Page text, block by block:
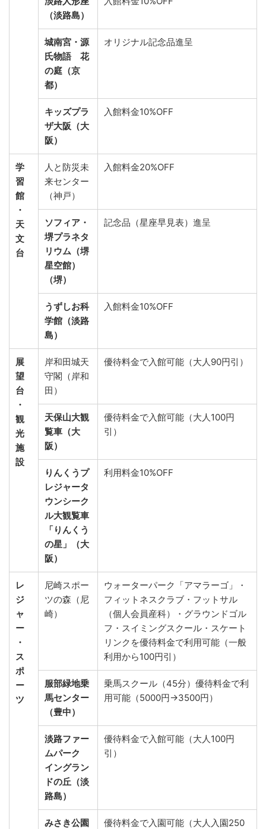
（淡路島）
城南宮・源
氏物語 花
の庭（京
都）
オリジナル記念品進呈
キッズプラ
ザ大阪（大
阪）
入館料金10%OFF
学
習
館
・
天
文
台
人と防災未
来センター
（神戸）
入館料金20%OFF
ソフィア・
堺プラネタ
リウム（堺
星空館）
（堺）
記念品（星座早見表）進呈
うずしお科
学館（淡路
島）
入館料金10%OFF
展
望
台
・
観
光
施
設
岸和田城天
守閣（岸和
田）
優待料金で入館可能（大人90円引）
天保山大観
覧車（大
阪）
優待料金で入館可能（大人100円
引）
りんくうプ
レジャータ
ウンシーク
ル大観覧車
「りんくう
の星」（大
阪）
利用料金10%OFF
レ
ジ
ャ
ー
・
ス
ポ
ー
ツ
尼崎スポー
ツの森（尼
崎）
ウォーターパーク「アマラーゴ」・
フィットネスクラブ・フットサル
（個人会員産科）・グラウンドゴル
フ・スイミングスクール・スケート
リンクを優待料金で利用可能（一般
利用から100円引）
服部緑地乗
馬センター
（豊中）
乗馬スクール（45分）優待料金で利
用可能（5000円→3500円）
淡路ファー
ムパーク
イングラン
ドの丘（淡
路島）
優待料金で入館可能（大人100円
引）
みさき公園
優待料金で入園可能（大人入園250